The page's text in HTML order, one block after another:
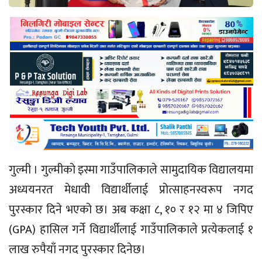
गुल्मी । गुल्मीको इस्मा गाउँपालिकाले सामुदायिक विद्यालयमा
अध्ययनरत मेधावी विद्यार्थीलाई प्रोत्साहनस्वरूप नगद
पुरस्कार दिने भएको छ। अब कक्षा ८, १० र १२ मा ४ जिपिए
(GPA) हासिल गर्ने विद्यार्थीलाई गाउँपालिकाले प्रत्येकलाई १
लाख रुपैयाँ नगद पुरस्कार दिनेछ।